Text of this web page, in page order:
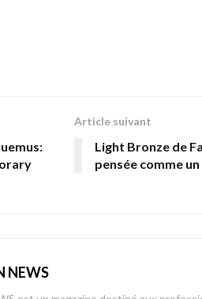
Article suivant
Light Bronze de
pensée comme
NEWS